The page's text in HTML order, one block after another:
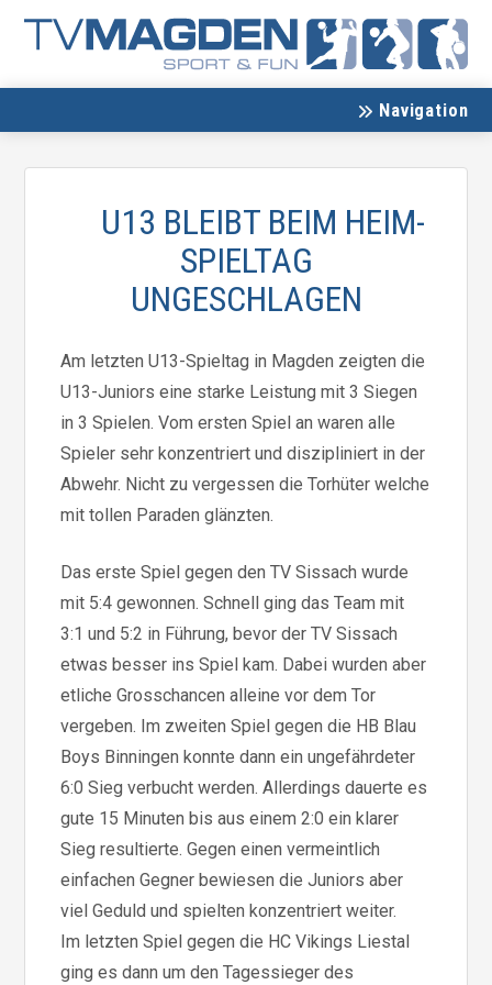
Navigation
U13 BLEIBT BEIM HEIM-
SPIELTAG
UNGESCHLAGEN
Am letzten U13-Spieltag in Magden zeigten die
U13-Juniors eine starke Leistung mit 3 Siegen
in 3 Spielen. Vom ersten Spiel an waren alle
Spieler sehr konzentriert und diszipliniert in der
Abwehr. Nicht zu vergessen die Torhüter welche
mit tollen Paraden glänzten.
Das erste Spiel gegen den TV Sissach wurde
mit 5:4 gewonnen. Schnell ging das Team mit
3:1 und 5:2 in Führung, bevor der TV Sissach
etwas besser ins Spiel kam. Dabei wurden aber
etliche Grosschancen alleine vor dem Tor
vergeben. Im zweiten Spiel gegen die HB Blau
Boys Binningen konnte dann ein ungefährdeter
6:0 Sieg verbucht werden. Allerdings dauerte es
gute 15 Minuten bis aus einem 2:0 ein klarer
Sieg resultierte. Gegen einen vermeintlich
einfachen Gegner bewiesen die Juniors aber
viel Geduld und spielten konzentriert weiter.
Im letzten Spiel gegen die HC Vikings Liestal
ging es dann um den Tagessieger des